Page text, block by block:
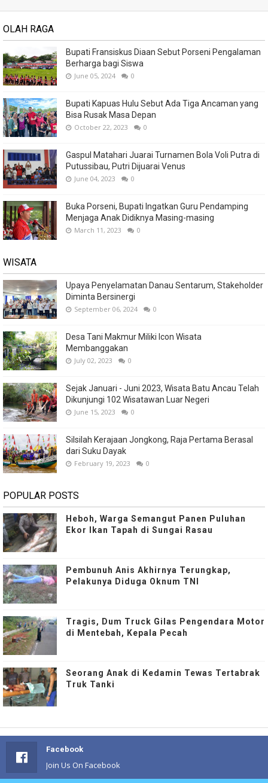
OLAH RAGA
Bupati Fransiskus Diaan Sebut Porseni Pengalaman
Berharga bagi Siswa
June 05, 2024 0
Bupati Kapuas Hulu Sebut Ada Tiga Ancaman yang
Bisa Rusak Masa Depan
October 22, 2023 0
Gaspul Matahari Juarai Turnamen Bola Voli Putra di
Putussibau, Putri Dijuarai Venus
June 04, 2023 0
Buka Porseni, Bupati Ingatkan Guru Pendamping
Menjaga Anak Didiknya Masing-masing
March 11, 2023 0
WISATA
Upaya Penyelamatan Danau Sentarum, Stakeholder
Diminta Bersinergi
September 06, 2024 0
Desa Tani Makmur Miliki Icon Wisata
Membanggakan
July 02, 2023 0
Sejak Januari - Juni 2023, Wisata Batu Ancau Telah
Dikunjungi 102 Wisatawan Luar Negeri
June 15, 2023 0
Silsilah Kerajaan Jongkong, Raja Pertama Berasal
dari Suku Dayak
February 19, 2023 0
POPULAR POSTS
Heboh, Warga Semangut Panen Puluhan
Ekor Ikan Tapah di Sungai Rasau
Pembunuh Anis Akhirnya Terungkap,
Pelakunya Diduga Oknum TNI
Tragis, Dum Truck Gilas Pengendara Motor
di Mentebah, Kepala Pecah
Seorang Anak di Kedamin Tewas Tertabrak
Truk Tanki
Facebook
Join Us On Facebook